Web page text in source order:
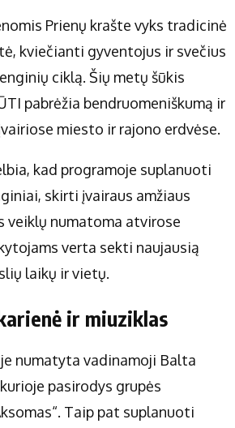
Prienų krašte vyks tradicinė
kviečianti gyventojus ir svečius
ciklą. Šių metų šūkis
pabrėžia bendruomeniškumą ir
miesto ir rajono erdvėse.
kad programoje suplanuoti
skirti įvairaus amžiaus
veiklų numatoma atvirose
verta sekti naujausią
laikų ir vietų.
ir miuziklas
numatyta vadinamoji Balta
pasirodys grupės
Taip pat suplanuoti